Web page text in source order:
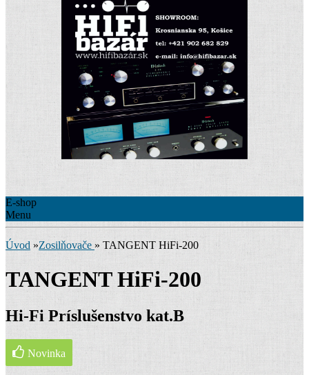
E-shop
Menu
Úvod »Zosilňovače » TANGENT HiFi-200
TANGENT HiFi-200
Hi-Fi Príslušenstvo kat.B
Novinka